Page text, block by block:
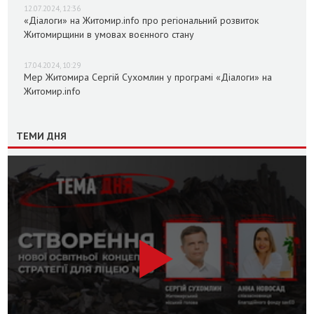
12.07.2024, 12:36
«Діалоги» на Житомир.info про регіональний розвиток
Житомирщини в умовах воєнного стану
17.04.2024, 10:29
Мер Житомира Сергій Сухомлин у програмі «Діалоги» на
Житомир.info
ТЕМИ ДНЯ